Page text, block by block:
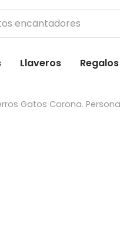
Llaveros Regalos
Gatos Corona.